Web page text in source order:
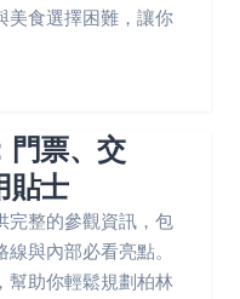
美食選擇困難，讓你
門票、交
貼士
完整的參觀資訊，包
與內部必看亮點。
幫助你輕鬆規劃柏林